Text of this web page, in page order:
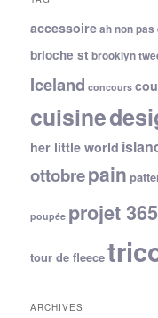
accessoireah non pas
brioche st brooklyn
Iceland concours
cuisine
her little world
ottobrepain
poupée projet 365
tour de fleece
ARCHIVES